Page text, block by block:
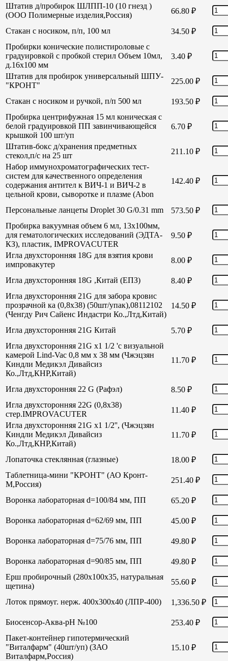
Штатив д/пробирок ШЛПП-10 (10 гнезд )
(ООО Полимерные изделия,Россия)
66.80 ₽
Стакан с носиком, п/п, 100 мл 34.50 ₽
Пробирки конические полистироловые с
градуировкой с пробкой стерил Объем 10мл,
д.16х100 мм
3.40 ₽
Штатив для пробирок универсальный ШПУ-
"КРОНТ"
225.00 ₽
Стакан с носиком и ручкой, п/п 500 мл 193.50 ₽
Пробирка центрифужная 15 мл коническая с
белой градуировкой ПП завинчивающейся
крышкой 100 шт/уп
6.70 ₽
Штатив-бокс д/хранения предметных
стекол,п/с на 25 шт
211.10 ₽
Набор иммунохроматографических тест-
систем для качественного определения
содержания антител к ВИЧ-1 и ВИЧ-2 в
цельной крови, сыворотке и плазме (Abon
142.40 ₽
Персональные ланцеты Droplet 30 G/0.31 mm 573.50 ₽
Пробирка вакуумная объем 6 мл, 13х100мм,
для гематологических исследований (ЭДТА-
КЗ), пластик, IMPROVACUTER
9.50 ₽
Игла двухсторонняя 18G для взятия крови
импровакутер
8.00 ₽
Игла двухсторонняя 18G ,Китай (ЕПЗ) 8.40 ₽
Игла двухсторонняя 21G для забора кровис
прозрачной ка (0,8х38) (50шт/упак),08112102
(Ченгду Рич Сайенс Индастри Ко.,Лтд,Китай)
14.50 ₽
Игла двухсторонняя 21G Китай 5.70 ₽
Игла двухсторонняя 21G х1 1/2 'с визуальной
камерой Lind-Vac 0,8 мм х 38 мм (Чжэцзян
Киндли Медикэл Дивайсиз
Ко.,Лтд,КНР,Китай)
11.70 ₽
Игла двухсторонняя 22 G (Рафэл) 8.50 ₽
Игла двухсторонняя 22G (0,8х38)
стер.IMPROVACUTER
11.40 ₽
Игла двухсторонняя 21G х1 1/2'', (Чжэцзян
Киндли Медикэл Дивайсиз
Ко.,Лтд,КНР,Китай)
11.70 ₽
Лопаточка стеклянная (глазные) 18.00 ₽
Таблетница-мини "КРОНТ" (АО Кронт-
М,Россия)
251.40 ₽
Воронка лабораторная d=100/84 мм, ПП 65.20 ₽
Воронка лабораторная d=62/69 мм, ПП 45.00 ₽
Воронка лабораторная d=75/76 мм, ПП 49.80 ₽
Воронка лабораторная d=90/85 мм, ПП 49.80 ₽
Ерш пробирочный (280х100х35, натуральная
щетина)
55.60 ₽
Лоток прямоуг. нерж. 400х300х40 (ЛПР-400) 1,336.50 ₽
Биосенсор-Аква-рН №100 253.40 ₽
Пакет-контейнер гипотермический
"Виталфарм" (40шт/уп) (ЗАО
Виталфарм,Россия)
15.10 ₽